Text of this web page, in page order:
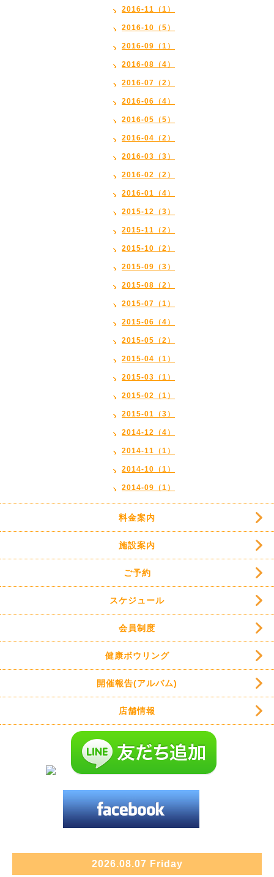
2016-11（1）
2016-10（5）
2016-09（1）
2016-08（4）
2016-07（2）
2016-06（4）
2016-05（5）
2016-04（2）
2016-03（3）
2016-02（2）
2016-01（4）
2015-12（3）
2015-11（2）
2015-10（2）
2015-09（3）
2015-08（2）
2015-07（1）
2015-06（4）
2015-05（2）
2015-04（1）
2015-03（1）
2015-02（1）
2015-01（3）
2014-12（4）
2014-11（1）
2014-10（1）
2014-09（1）
料金案内
施設案内
ご予約
スケジュール
会員制度
健康ボウリング
開催報告(アルバム)
店舗情報
2026.08.07 Friday